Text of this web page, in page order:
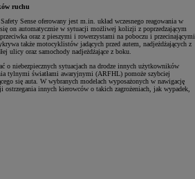
ruchu
Sense oferowany jest m.in. układ wczesnego reagowania w
on automatycznie w sytuacji możliwej kolizji z poprzedzającym
oraz z pieszymi i rowerzystami na poboczu i przecinającymi
także motocyklistów jadących przed autem, nadjeżdżających z
ulicy oraz samochody nadjeżdżające z boku.
o niebezpiecznych sytuacjach na drodze innych użytkowników
tylnymi światłami awaryjnymi (ARFHL) pomoże szybciej
się auta. W wybranych modelach wyposażonych w nawigację
ostrzegania innych kierowców o takich zagrożeniach, jak wypadek,